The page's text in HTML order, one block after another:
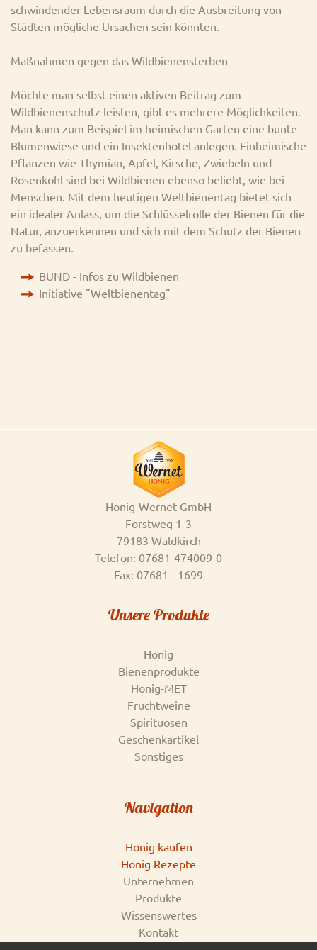
schwindender Lebensraum durch die Ausbreitung von
Städten mögliche Ursachen sein könnten.
Maßnahmen gegen das Wildbienensterben
Möchte man selbst einen aktiven Beitrag zum
Wildbienenschutz leisten, gibt es mehrere Möglichkeiten.
Man kann zum Beispiel im heimischen Garten eine bunte
Blumenwiese und ein Insektenhotel anlegen. Einheimische
Pflanzen wie Thymian, Apfel, Kirsche, Zwiebeln und
Rosenkohl sind bei Wildbienen ebenso beliebt, wie bei
Menschen. Mit dem heutigen Weltbienentag bietet sich
ein idealer Anlass, um die Schlüsselrolle der Bienen für die
Natur, anzuerkennen und sich mit dem Schutz der Bienen
zu befassen.
BUND - Infos zu Wildbienen
Initiative "Weltbienentag"
Honig-Wernet GmbH
Forstweg 1-3
79183 Waldkirch
Telefon: 07681-474009-0
Fax: 07681 - 1699
Unsere Produkte
Honig
Bienenprodukte
Honig-MET
Fruchtweine
Spirituosen
Geschenkartikel
Sonstiges
Navigation
Honig kaufen
Honig Rezepte
Unternehmen
Produkte
Wissenswertes
Kontakt